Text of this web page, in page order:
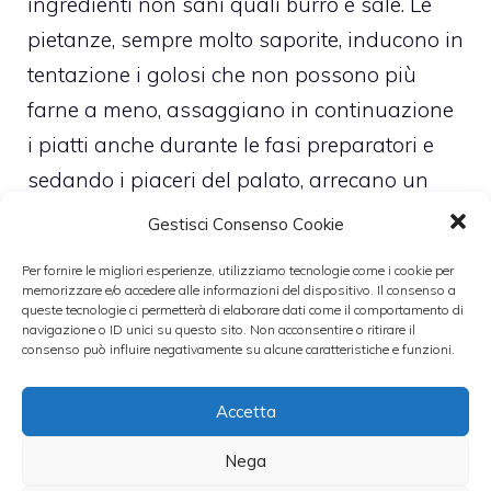
Gestisci Consenso Cookie
Per fornire le migliori esperienze, utilizziamo tecnologie come i cookie per
memorizzare e/o accedere alle informazioni del dispositivo. Il consenso a
queste tecnologie ci permetterà di elaborare dati come il comportamento di
navigazione o ID unici su questo sito. Non acconsentire o ritirare il
consenso può influire negativamente su alcune caratteristiche e funzioni.
Accetta
Nega
pietanze, sempre molto saporite, inducono in
tentazione i golosi che non possono più
farne a meno, assaggiano in continuazione
i piatti anche durante le fasi preparatori e
sedando i piaceri del palato, arrecano un
dispiacere al cuore.
L’invito non è a non mangiare a casa ma a
limitarsi, a cucinare meno, a scegliere
metodo di cottura salutari, lasciando in un
cantuccio la frittura, adatta alle occasioni